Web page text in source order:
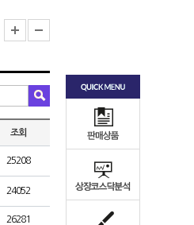
조회
25208
24052
26281